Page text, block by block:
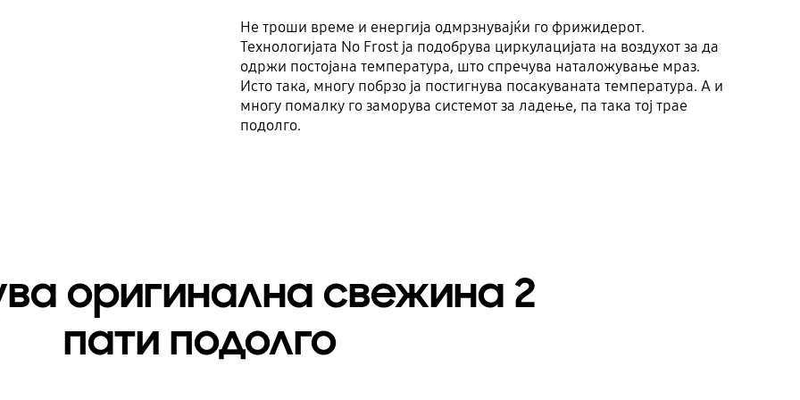
Не троши време и енергија одмрзнувајќи го фрижидерот.
Технологијата No Frost ја подобрува циркулацијата на воздухот за да
одржи постојана температура, што спречува наталожување мраз.
Исто така, многу побрзо ја постигнува посакуваната температура. А и
многу помалку го заморува системот за ладење, па така тој трае
подолго.
оригинална свежина 2
пати подолго